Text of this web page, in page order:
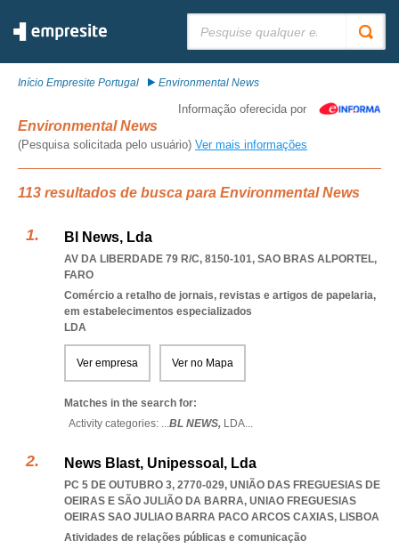
Início Empresite Portugal Environmental News
Informação oferecida por
Environmental News
(Pesquisa solicitada pelo usuário) Ver mais informações
113 resultados de busca para Environmental News
Bl News, Lda
AV DA LIBERDADE 79 R/C, 8150-101, SAO BRAS ALPORTEL,
FARO
Comércio a retalho de jornais, revistas e artigos de papelaria,
em estabelecimentos especializados
LDA
Ver empresa Ver no Mapa
Matches in the search for:
Activity categories: ...BL NEWS, LDA...
News Blast, Unipessoal, Lda
PC 5 DE OUTUBRO 3, 2770-029, UNIÃO DAS FREGUESIAS DE
OEIRAS E SÃO JULIÃO DA BARRA, UNIAO FREGUESIAS
OEIRAS SAO JULIAO BARRA PACO ARCOS CAXIAS, LISBOA
Atividades de relações públicas e comunicação